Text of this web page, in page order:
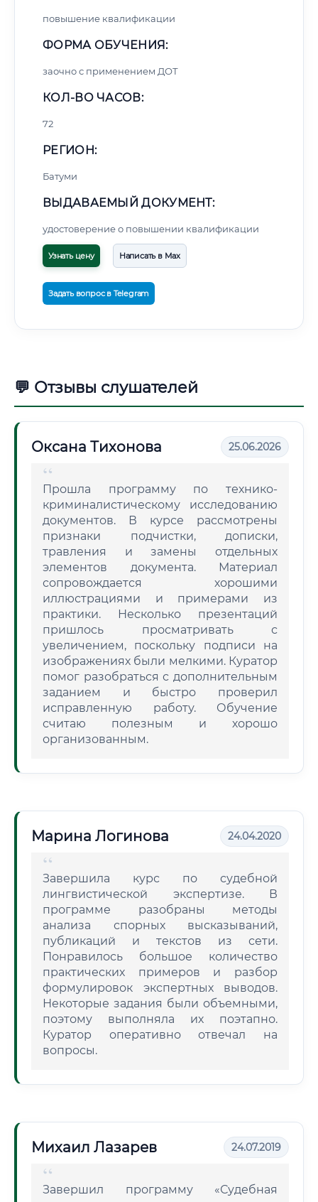
повышение квалификации
ФОРМА ОБУЧЕНИЯ:
заочно с применением ДОТ
КОЛ-ВО ЧАСОВ:
72
РЕГИОН:
Батуми
ВЫДАВАЕМЫЙ ДОКУМЕНТ:
удостоверение о повышении квалификации
Узнать цену Написать в Max
Задать вопрос в Telegram
💬 Отзывы слушателей
Оксана Тихонова 25.06.2026
Прошла программу по технико-
криминалистическому исследованию
документов. В курсе рассмотрены
признаки подчистки, дописки,
травления и замены отдельных
элементов документа. Материал
сопровождается хорошими
иллюстрациями и примерами из
практики. Несколько презентаций
пришлось просматривать с
увеличением, поскольку подписи на
изображениях были мелкими. Куратор
помог разобраться с дополнительным
заданием и быстро проверил
исправленную работу. Обучение
считаю полезным и хорошо
организованным.
Марина Логинова 24.04.2020
Завершила курс по судебной
лингвистической экспертизе. В
программе разобраны методы
анализа спорных высказываний,
публикаций и текстов из сети.
Понравилось большое количество
практических примеров и разбор
формулировок экспертных выводов.
Некоторые задания были объемными,
поэтому выполняла их поэтапно.
Куратор оперативно отвечал на
вопросы.
Михаил Лазарев 24.07.2019
Завершил программу «Судебная